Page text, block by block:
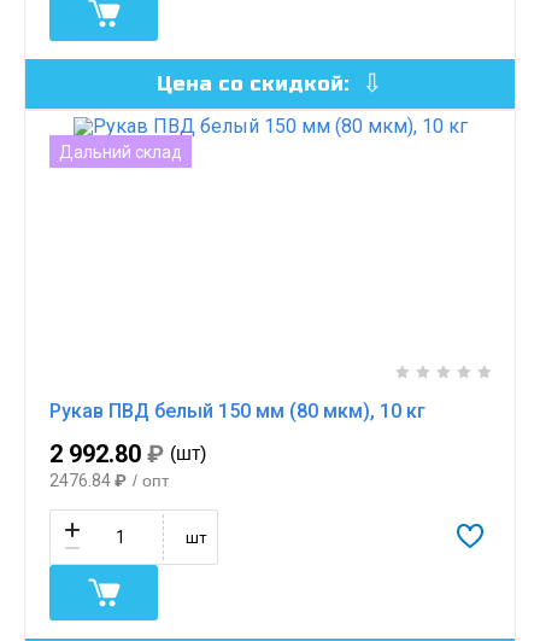
Цена со скидкой:
Дальний склад
Рукав ПВД белый 150 мм (80 мкм), 10 кг
2 992.80 ₽ (шт)
2476.84₽ / опт
шт